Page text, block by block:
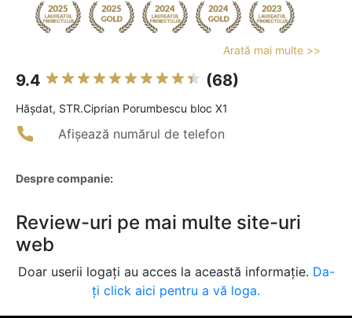
Arată mai multe >>
9.4 (68)
Hăşdat, STR.Ciprian Porumbescu bloc X1
Afișează numărul de telefon
Despre companie:
Review-uri pe mai multe site-uri
web
Doar userii logați au acces la această informație. Da-
ți click aici pentru a vă loga.